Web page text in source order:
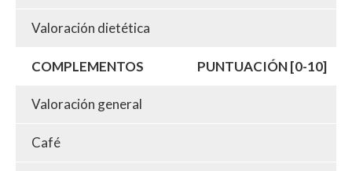
Valoración dietética
COMPLEMENTOS PUNTUACIÓN [0-10]
Valoración general
Café